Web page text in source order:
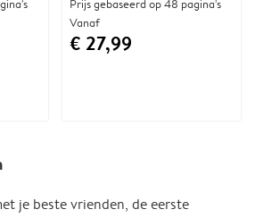
Prijs gebaseerd op 48 pagina's
Vanaf
€ 27,99
je beste vrienden, de eerste